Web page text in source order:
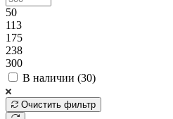
50
113
175
238
300
В наличии (30)
Очистить фильтр